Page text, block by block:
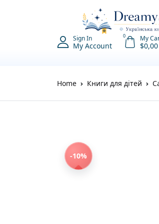
Sign In
My Account
0 My
$0,00
Home Книги для дітей
-10%